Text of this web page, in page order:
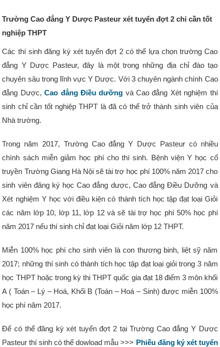
Trường Cao đẳng Y Dược Pasteur xét tuyển đợt 2 chỉ cần tốt
nghiệp THPT
Các thí sinh đăng ký xét tuyển đợt 2 có thể lựa chọn trường Cao
đẳng Y Dược Pasteur, đây là một trong những địa chỉ đào tạo
chuyên sâu trong lĩnh vực Y Dược. Với 3 chuyên ngành chính Cao
đẳng Dược,Cao đẳng Điều dưỡng và Cao đẳng Xét nghiệm thí
sinh chỉ cần tốt nghiệp THPT là đã có thể trở thành sinh viên của
Nhà trường.
Trong năm 2017, Trường Cao đẳng Y Dược Pasteur có nhiều
chính sách miễn giảm học phí cho thí sinh. Bệnh viện Y học cổ
truyền Trường Giang Hà Nội sẽ tài trợ học phí 100% năm 2017 cho
sinh viên đăng ký học Cao đẳng dược, Cao đẳng Điều Dưỡng và
Xét nghiệm Y học với điều kiện có thành tích học tập đạt loại Giỏi
các năm lớp 10, lớp 11, lớp 12 và sẽ tài trợ học phí 50% học phí
năm 2017 nếu thí sinh chỉ đạt loại Giỏi năm lớp 12 THPT.
Miễn 100% học phí cho sinh viên là con thương binh, liệt sỹ năm
2017; những thí sinh có thành tích học tập đạt loại giỏi trong 3 năm
học THPT hoặc trong kỳ thi THPT quốc gia đạt 18 điểm 3 môn khối
A ( Toán – Lý – Hoá, Khối B (Toán – Hoá – Sinh) được miễn 100%
học phí năm 2017.
Để có thể đăng ký xét tuyển đợt 2 tại Trường Cao đẳng Y Dược
Pasteur thí sinh có thể dowload mẫu >>> Phiếu đăng ký xét tuyển